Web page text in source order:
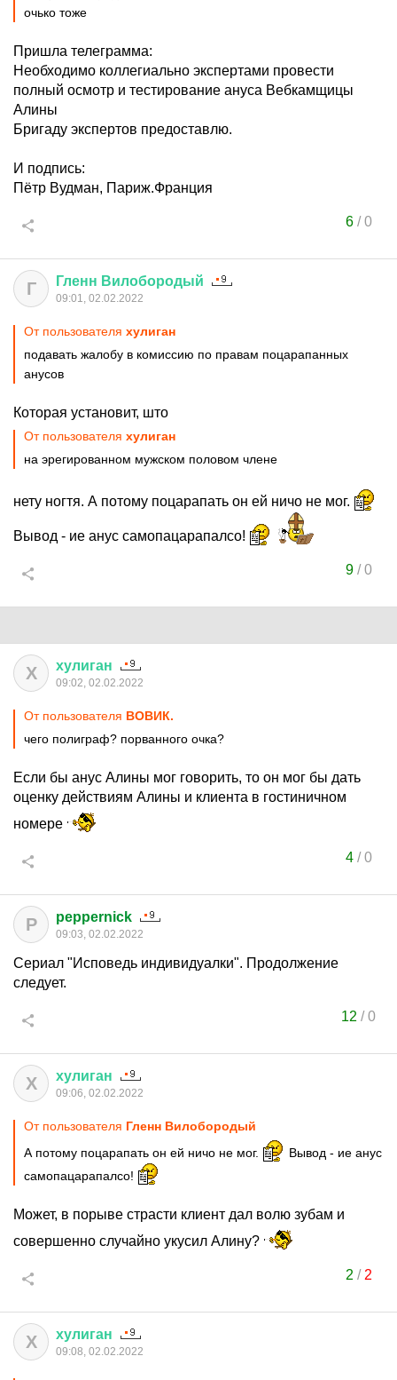
очько тоже
Пришла телеграмма:
Необходимо коллегиально экспертами провести
полный осмотр и тестирование ануса Вебкамщицы
Алины
Бригаду экспертов предоставлю.
И подпись:
Пётр Вудман, Париж.Франция
6/0
Г Гленн Вилобородый
09:01, 02.02.2022
От пользователя хулиган
подавать жалобу в комиссию по правам поцарапанных
анусов
Которая установит, што
От пользователя хулиган
на эрегированном мужском половом члене
нету ногтя. А потому поцарапать он ей ничо не мог.
Вывод - ие анус самопацарапалсо!
9/0
Х хулиган
09:02, 02.02.2022
От пользователя ВОВИК.
чего полиграф? порванного очка?
Если бы анус Алины мог говорить, то он мог бы дать
оценку действиям Алины и клиента в гостиничном
номере
4/0
P peppernick
09:03, 02.02.2022
Сериал "Исповедь индивидуалки". Продолжение
следует.
12 /0
Х хулиган
09:06, 02.02.2022
От пользователя Гленн Вилобородый
А потому поцарапать он ей ничо не мог.
Вывод - ие анус
самопацарапалсо!
Может, в порыве страсти клиент дал волю зубам и
совершенно случайно укусил Алину?
2 / 2
Х хулиган
09:08, 02.02.2022